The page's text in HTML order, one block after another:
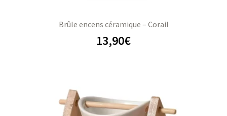
Brûle encens céramique – Corail
13,90€